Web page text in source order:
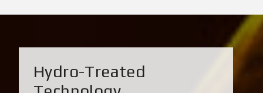
Hydro-Treated